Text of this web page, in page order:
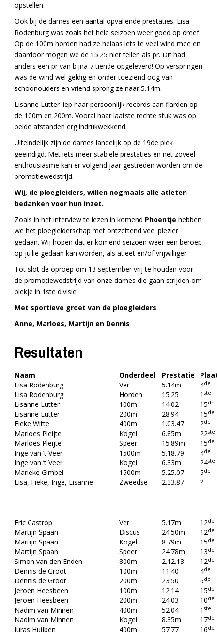
opstellen.
Ook bij de dames een aantal opvallende prestaties. Lisa
Rodenburg was zoals het hele seizoen weer goed op dreef.
Op de 100m horden had ze helaas iets te veel wind mee en
daardoor mogen we de 15.25 niet tellen als pr. Dit had
anders een pr van bijna 7 tiende opgeleverd! Op verspringen
was de wind wel geldig en onder toeziend oog van
schoonouders en vriend sprong ze naar 5.14m.
Lisanne Lutter liep haar persoonlijk records aan flarden op
de 100m en 200m. Vooral haar laatste rechte stuk was op
beide afstanden erg indrukwekkend.
Uiteindelijk zijn de dames landelijk op de 19de plek
geëindigd. Met iets meer stabiele prestaties en net zoveel
enthousiasme kan er volgend jaar gestreden worden om de
promotiewedstrijd.
Wij, de ploegleiders, willen nogmaals alle atleten
bedanken voor hun inzet.
Zoals in het interview te lezen in komend Phoentje hebben
we het ploegleiderschap met ontzettend veel plezier
gedaan. Wij hopen dat er komend seizoen weer een beroep
op jullie gedaan kan worden, als atleet en/of vrijwilliger.
Tot slot de oproep om 13 september vrij te houden voor
de promotiewedstrijd van onze dames die gaan strijden om
plekje in 1ste divisie!
Met sportieve groet van de ploegleiders
Anne, Marloes, Martijn en Dennis
Resultaten
Naam Onderdeel Prestatie
Lisa Rodenburg
Ver 5.14m 4de
Lisa Rodenburg Horden 15.25 1 ste
Lisanne Lutter 100m 14.02 15de
Lisanne Lutter 200m 28.94 15de
Fieke Witte 400m 1.03.47 2de
Marloes Pleijte Kogel 6.85m 22ste
Marloes Pleijte Speer 15.89m 15de
Inge van ’t Veer 1500m 5.18.79 4de
Inge van ’t Veer Kogel 6.33m 24ste
Marieke Gimbel 1500m 5.25.07 5de
Lisa, Fieke, Inge, Lisanne Zweedse 2.33.87 ?
Eric Castrop Ver 5.17m 12de
Martijn Spaan Discus 24.50m 12de
Martijn Spaan Kogel 8.79m 15de
Martijn Spaan Speer 24.78m 13de
Simon van den Enden 800m 2.12.13 12de
Dennis de Groot 100m 11.40 4de
Dennis de Groot 200m 23.50 6de
Jeroen Heesbeen 100m 12.14 15de
Jeroen Heesbeen 200m 24.03 10de
Nadim van Minnen 400m 52.04 1 ste
Nadim van Minnen Kogel 8.35m 17de
Juras Huijben 400m 57.77 16de